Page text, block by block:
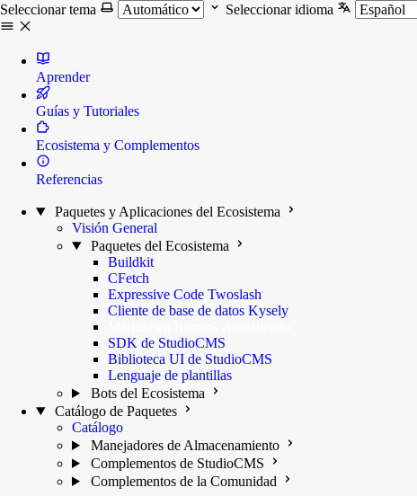
Seleccionar tema
Seleccionar idioma
Aprender
Guías y Tutoriales
Ecosistema y Complementos
Referencias
Paquetes y Aplicaciones del Ecosistema
Visión General
Paquetes del Ecosistema
Buildkit
CFetch
Expressive Code Twoslash
Cliente de base de datos Kysely
SDK de StudioCMS
Biblioteca UI de StudioCMS
Lenguaje de plantillas
Bots del Ecosistema
Catálogo de Paquetes
Catálogo
Manejadores de Almacenamiento
Complementos de StudioCMS
Complementos de la Comunidad